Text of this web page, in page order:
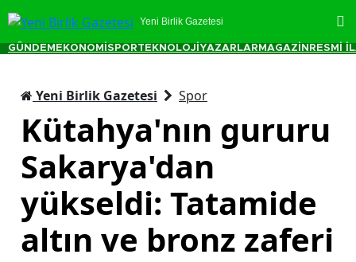
Yeni Birlik Gazetesi
GÜNDEM EKONOMİ SPORTEKNOLOJİ YAZARLAR MAGAZİN RESMİ
Yeni Birlik Gazetesi Spor
Kütahya'nın gururu
Sakarya'dan
yükseldi: Tatamide
altın ve bronz zaferi